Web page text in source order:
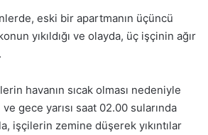
eski bir apartmanın üçüncü
yıkıldığı ve olayda, üç işçinin ağır
havanın sıcak olması nedeniyle
ve gece yarısı saat 02.00 sularında
işçilerin zemine düşerek yıkıntılar